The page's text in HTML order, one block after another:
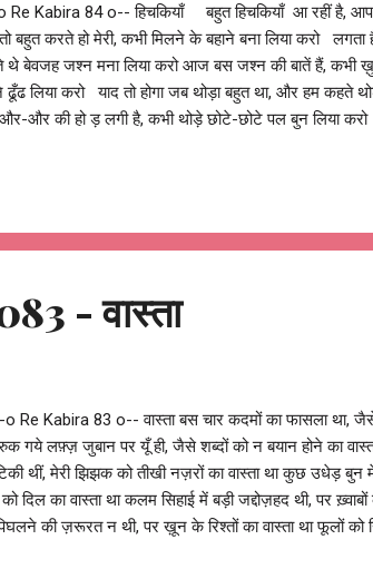
Re Kabira 84 o-- हिचकियाँ बहुत हिचकियाँ आ रहीं है, आप
बहुत करते हो मेरी, कभी मिलने के बहाने बना लिया करो
थे बेवजह जश्न मना लिया करो आज बस जश्न की बातें हैं, कभी
ढूँढ लिया करो याद तो होगा जब थोड़ा बहुत था, और हम कहते
और की हो ड़ लगी है, कभी थोड़े छोटे-छोटे पल बुन लिया
कल को याद कर मुस्कुरा लिया करो फूल चुन कर हमने गुलदस्ता
कभी अपनी चहक से और रंग घोल जाया करो हँसना है रोना है
- वास्ता
Re Kabira 83 o-- वास्ता बस चार कदमों का फासला था,
गये लफ़्ज़ जुबान पर यूँ ही, जैसे शब्दों को न बयान होने का
थीं, मेरी झिझक को तीखी नज़रों का वास्ता था कुछ उधेड़ बुन
दिल का वास्ता था कलम सिहाई में बड़ी जद्दोज़हद थी, पर
की ज़रूरत न थी, पर ख़ून के रिश्तों का वास्ता था फूलों को